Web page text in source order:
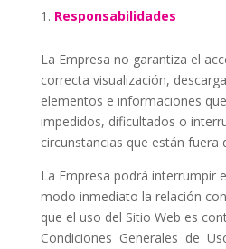
Responsabilidades
La Empresa no garantiza el
correcta visualización,
elementos e informaciones
impedidos, dificultados o
circunstancias que están fuera
La Empresa podrá interrumpir
modo inmediato la relación
que el uso del Sitio Web es
Condiciones Generales de